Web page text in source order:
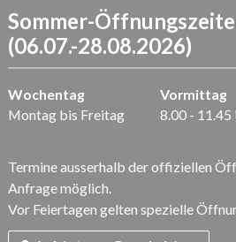
Sommer-
(06.07.-28.08.2026)
Wochentag Vormittag
Montag bis Freitag
8.00 - 11.45
Termine ausserhalb der offiziellen
Anfrage möglich.
Vor Feiertagen gelten spezielle